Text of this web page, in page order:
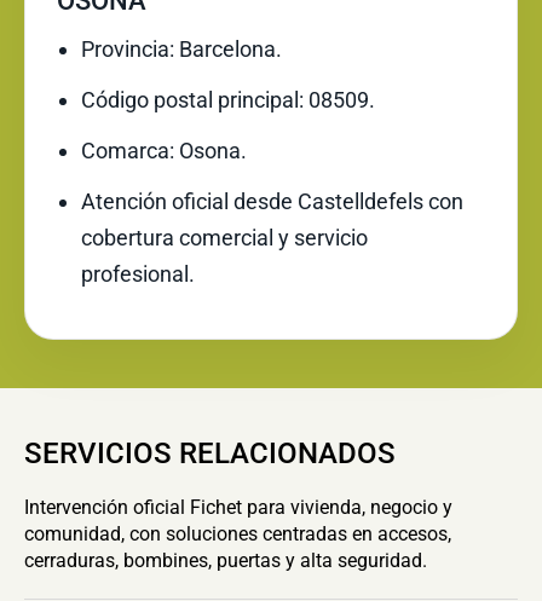
Provincia: Barcelona.
Código postal principal: 08509.
Comarca: Osona.
Atención oficial desde Castelldefels con
cobertura comercial y servicio
profesional.
SERVICIOS RELACIONADOS
Intervención oficial Fichet para vivienda, negocio y
comunidad, con soluciones centradas en accesos,
cerraduras, bombines, puertas y alta seguridad.